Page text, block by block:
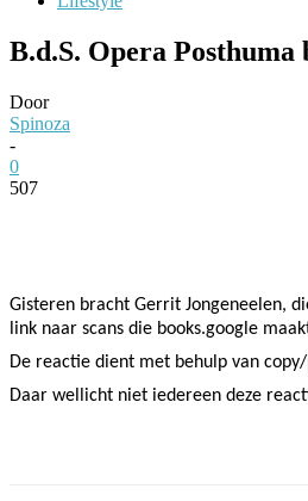
B.d.S. Opera Posthuma
Door
Spinoza
-
0
507
Gisteren bracht Gerrit Jongeneelen,
link naar scans die books.google
De reactie dient met behulp van
Daar wellicht niet iedereen deze